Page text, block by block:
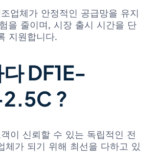
업체가 안정적인 공급망을 유지
을 줄이며, 시장 출시 시간을 단
지원합니다.
DF1E-
?
이 신뢰할 수 있는 독립적인 전
체가 되기 위해 최선을 다하고 있